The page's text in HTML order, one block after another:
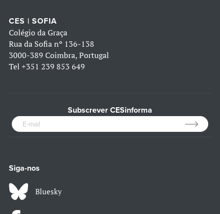
CES | SOFIA
Colégio da Graça
Rua da Sofia nº 136-138
3000-389 Coimbra, Portugal
Tel +351 239 853 649
Subscrever CESinforma
Siga-nos
Bluesky